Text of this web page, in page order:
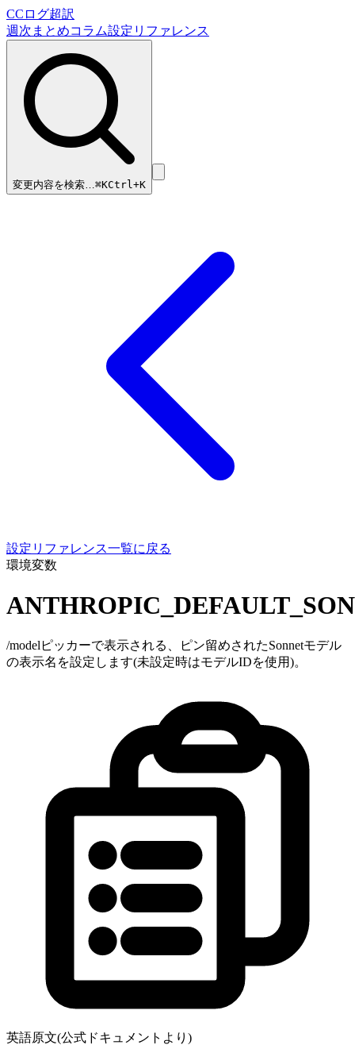
CCログ超訳
週次まとめコラム設定リファレンス
変更内容を検索…⌘KCtrl+K
設定リファレンス一覧に戻る
環境変数
/modelピッカーで表示される、ピン留めされたSonnetモデル
の表示名を設定します(未設定時はモデルIDを使用)。
英語原文(公式ドキュメントより)